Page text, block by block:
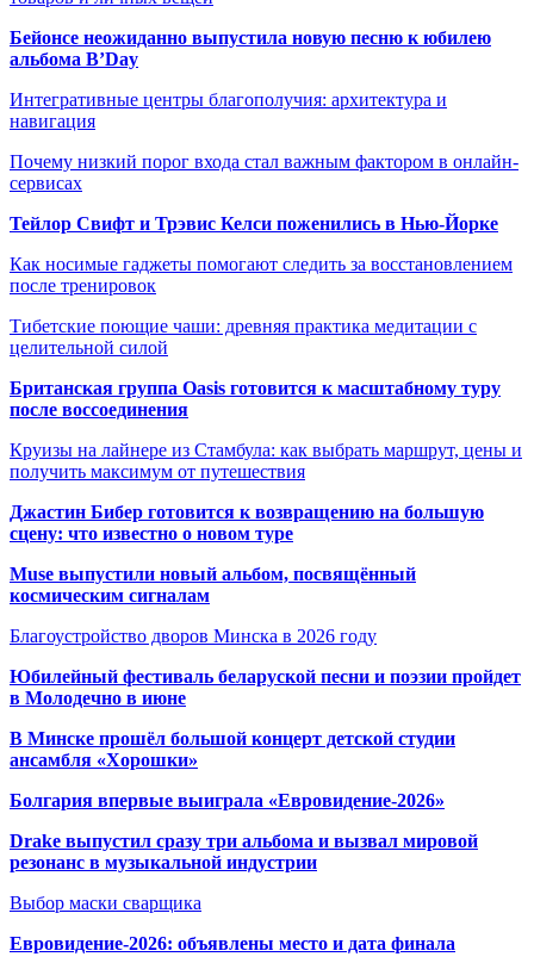
Бейонсе неожиданно выпустила новую песню к юбилею
альбома B’Day
Интегративные центры благополучия: архитектура и
навигация
Почему низкий порог входа стал важным фактором в онлайн-
сервисах
Тейлор Свифт и Трэвис Келси поженились в Нью-Йорке
Как носимые гаджеты помогают следить за восстановлением
после тренировок
Тибетские поющие чаши: древняя практика медитации с
целительной силой
Британская группа Oasis готовится к масштабному туру
после воссоединения
Круизы на лайнере из Стамбула: как выбрать маршрут, цены и
получить максимум от путешествия
Джастин Бибер готовится к возвращению на большую
сцену: что известно о новом туре
Muse выпустили новый альбом, посвящённый
космическим сигналам
Благоустройство дворов Минска в 2026 году
Юбилейный фестиваль беларуской песни и поэзии пройдет
в Молодечно в июне
В Минске прошёл большой концерт детской студии
ансамбля «Хорошки»
Болгария впервые выиграла «Евровидение-2026»
Drake выпустил сразу три альбома и вызвал мировой
резонанс в музыкальной индустрии
Выбор маски сварщика
Евровидение-2026: объявлены место и дата финала